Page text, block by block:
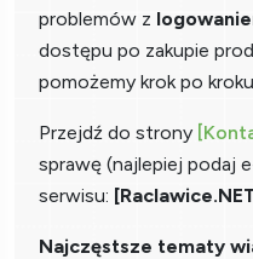
problemów z
dostępu po zakupie
pomożemy krok po
Przejdź do strony
sprawę (najlepiej podaj
serwisu:
Najczęstsze tematy